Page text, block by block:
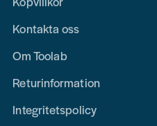
Kontakta oss
Om Toolab
Returinformation
Integritetspolicy